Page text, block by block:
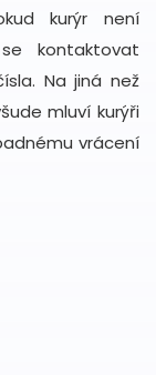
kurýr není
kontaktovat
Na jiná než
mluví kurýři
vrácení